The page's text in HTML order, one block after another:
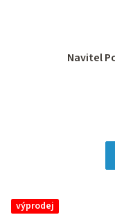
Navitel
výprodej